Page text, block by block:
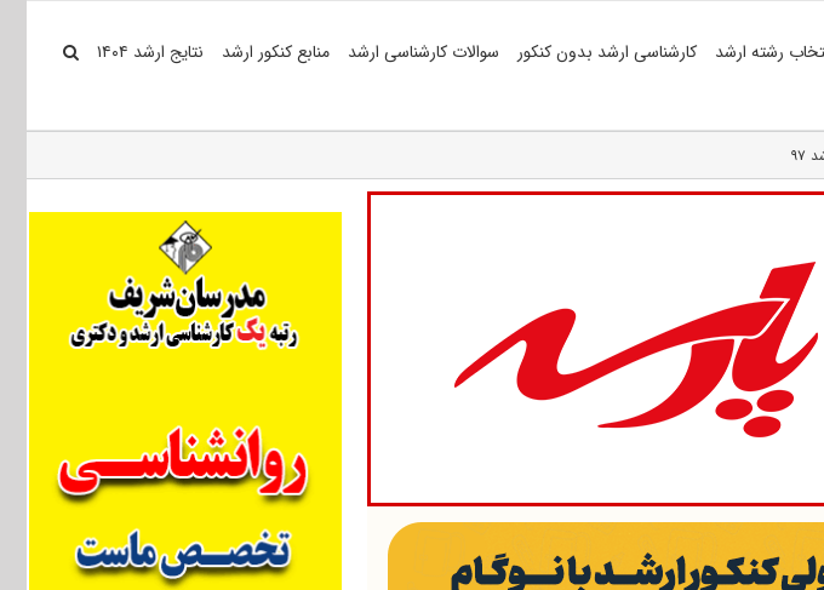
رشته ارشد کارشناسی ارشد بدون کنکور سوالات کارشناسی ارشد منابع کنکور ارشد نتایج ارشد ۱۴۰۴